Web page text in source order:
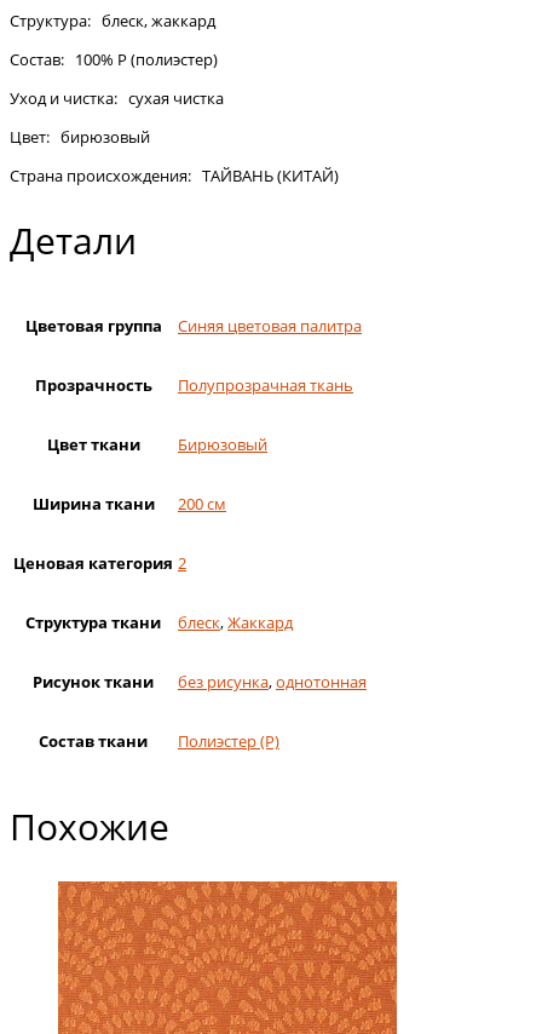
Структура: блеск, жаккард
Состав: 100% P (полиэстер)
Уход и чистка: сухая чистка
Цвет: бирюзовый
Страна происхождения: ТАЙВАНЬ (КИТАЙ)
Детали
Цветовая группа Синяя цветовая палитра
Прозрачность Полупрозрачная ткань
Цвет ткани Бирюзовый
Ширина ткани 200 см
Ценовая категория 2
Структура ткани блеск,Жаккард
Рисунок ткани без рисунка,однотонная
Состав ткани Полиэстер (Р)
Похожие